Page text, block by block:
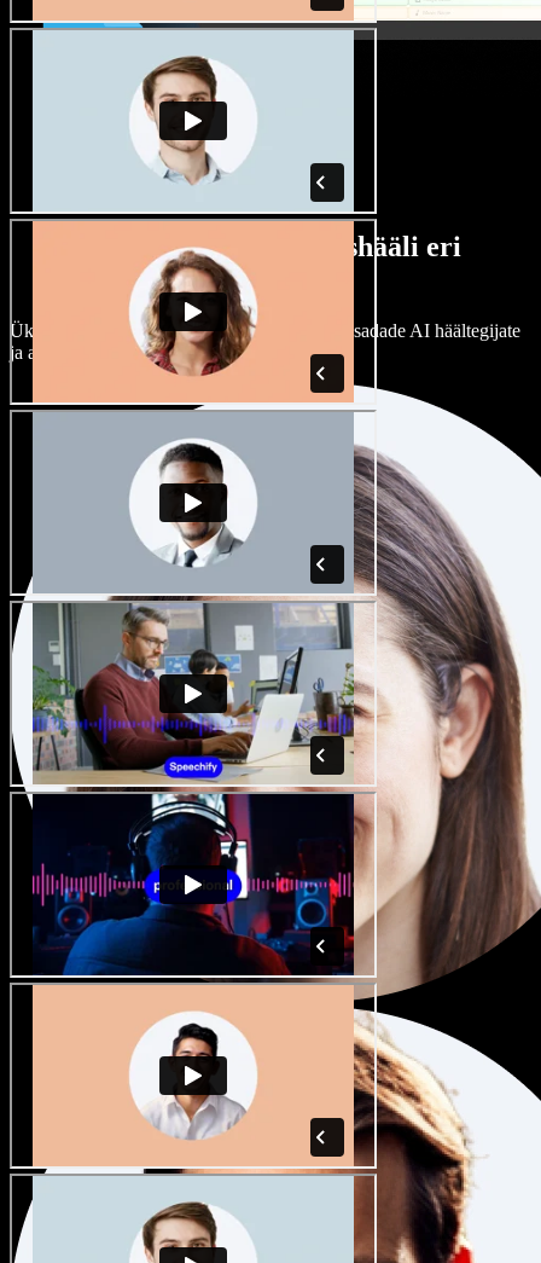
Lai valik mees- ja naishääli eri
aktsentidega
Ükski projekt ei pea kõlama ühtemoodi. Vali sadade AI häältegijate
ja aktsentide hulgast ning kohanda neid.